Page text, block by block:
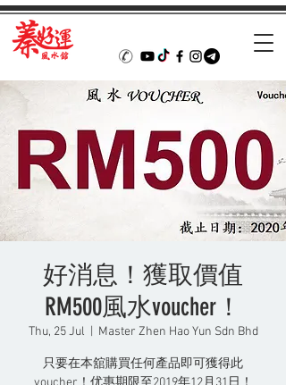
好消息！獲取價值
RM500風水voucher！
Thu, 25 Jul Master Zhen Hao Yun Sdn Bhd
只要在本舘購買任何產品即可獲得此